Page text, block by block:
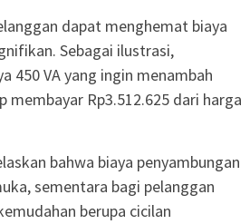
dapat menghemat biaya
Sebagai ilustrasi,
450 VA yang ingin menambah
membayar Rp3.512.625 dari harga
bahwa biaya penyambungan
sementara bagi pelanggan
berupa cicilan